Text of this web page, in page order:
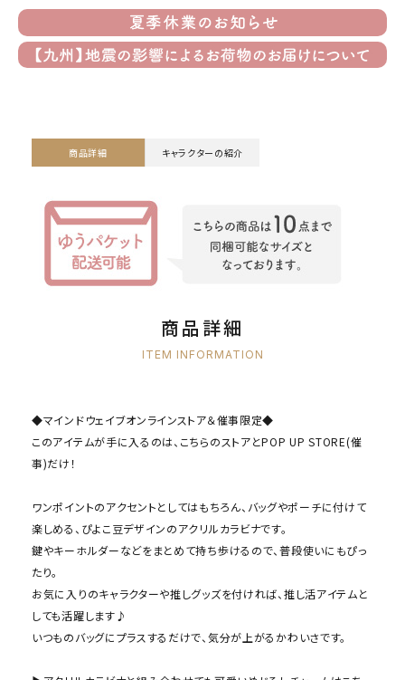
meeting_room ログイン person 会員登録
デコ部 公式 公式
商品詳細 キャラクターの紹介
商品詳細
ITEM INFORMATION
◆マインドウェイブオンラインストア＆催事限定◆
このアイテムが手に入るのは、こちらのストアとPOP UP STORE(催
事)だけ！
ワンポイントのアクセントとしてはもちろん、バッグやポーチに付けて
楽しめる、ぴよこ豆デザインのアクリルカラビナです。
鍵やキーホルダーなどをまとめて持ち歩けるので、普段使いにもぴっ
たり。
お気に入りのキャラクターや推しグッズを付ければ、推し活アイテムと
しても活躍します♪
いつものバッグにプラスするだけで、気分が上がるかわいさです。